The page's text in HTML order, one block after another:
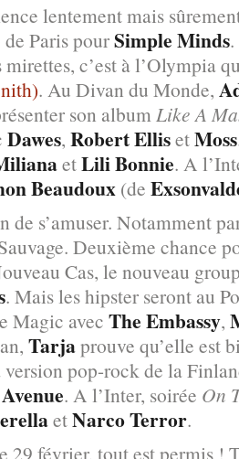
lentement mais
Paris pourSimple Minds
c’est à l’Olympia
. Au Divan du Monde,
son albumLike A
Dawes, Robert EllisetMoss
etLili Bonnie. A
Beaudoux (de
de s’amuser. Notamment
Deuxième chance
Cas, le nouveau
. Mais les hipster seront au
Magic avec The Embassy,
Tarjaprouve qu’elle est
version pop-rock de la
. A l’Inter, soirée On
etNarco Terror.
29 février, tout est permis !